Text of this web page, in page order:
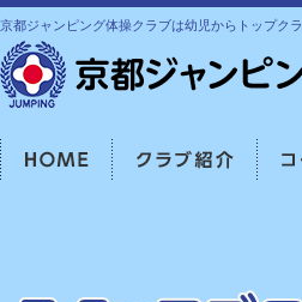
京都ジャンピング体操クラブは幼児からトップク
HOME クラ